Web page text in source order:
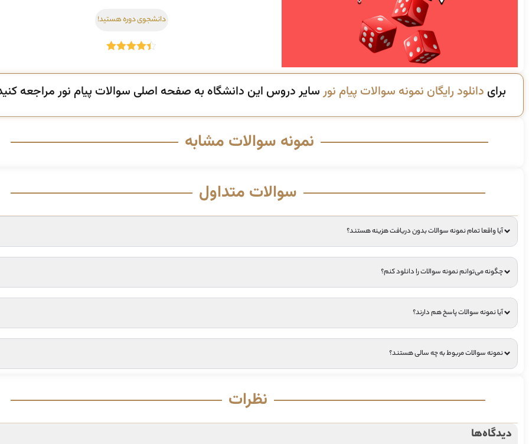
دانشجوی دوره هستید!
برای دانلود رایگان نمونه سوالات پیام نورسایر دروس این دانشگاه به صفحه اصلی سوالات پیام نور مراجعه
نمونه سوالات مشابه
سوالات متداول
آیا واقعا تمام نمونه سوالات بدون دریافت هزینه هستند؟
چگونه می‌توانم نمونه سوالات را دانلود کنم؟
آیا نمونه سوالات پاسخ هم دارند؟
نمونه سوالات مربوط به چه سالی هستند؟
نظرات
دیدگاه‌ها